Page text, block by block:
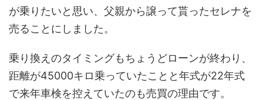
が乗りたいと思い、父親から譲って貰ったセレナを
売ることにしました。
乗り換えのタイミングもちょうどローンが終わり、
距離が45000キロ乗っていたことと年式が22年式
で来年車検を控えていたのも売買の理由です。